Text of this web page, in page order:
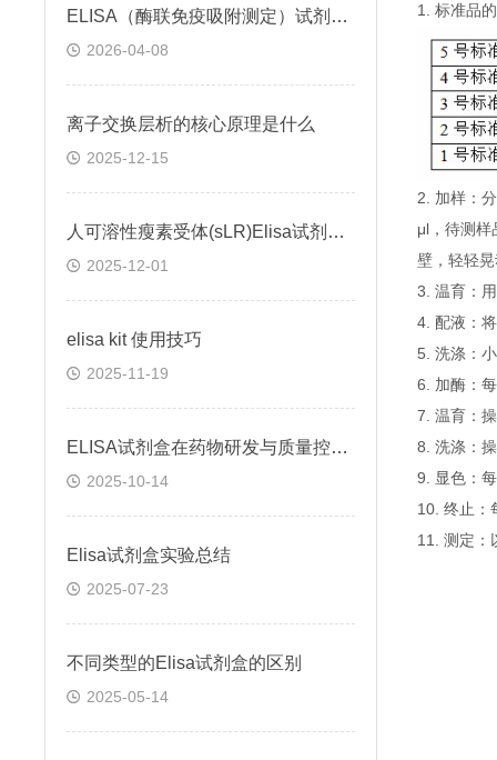
ELISA（酶联免疫吸附测定）试剂盒原理类型检测方法
2026-04-08
离子交换层析的核心原理是什么
2025-12-15
人可溶性瘦素受体(sLR)Elisa试剂盒可溶性受体的作用
2025-12-01
elisa kit 使用技巧
2025-11-19
ELISA试剂盒在药物研发与质量控制中的应用实践
2025-10-14
Elisa试剂盒实验总结
2025-07-23
不同类型的Elisa试剂盒的区别
2025-05-14
1. 标准品
2. 加样：
μl，待测样
壁，轻轻
3. 温育：
4. 配液：
5. 洗涤：
6. 加酶：
7. 温育：
8. 洗涤：
9. 显色：
10. 终止：
11. 测定：